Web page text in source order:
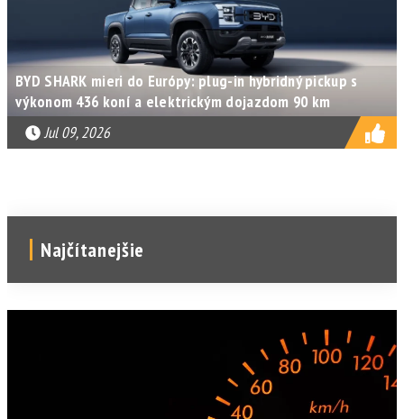
BYD SHARK mieri do Európy: plug-in hybridný pickup s
výkonom 436 koní a elektrickým dojazdom 90 km
Jul 09, 2026
Najčítanejšie